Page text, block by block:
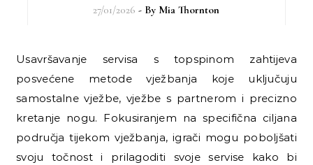
27/01/2026 - By Mia Thornton
Usavršavanje servisa s topspinom zahtijeva
posvećene metode vježbanja koje uključuju
samostalne vježbe, vježbe s partnerom i precizno
kretanje nogu. Fokusiranjem na specifična ciljana
područja tijekom vježbanja, igrači mogu poboljšati
svoju točnost i prilagoditi svoje servise kako bi